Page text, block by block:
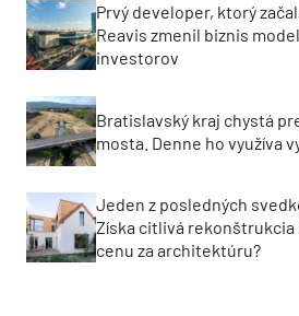
Prvý developer, ktorý
Reavis zmenil biznis
investorov
Bratislavský kraj chystá
mosta. Denne ho využíva
Jeden z posledných
Získa citlivá
cenu za architektúru?